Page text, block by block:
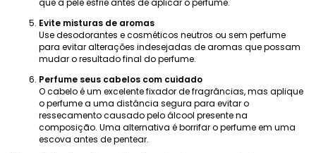
que a pele esfrie antes de aplicar o perfume.
Evite misturas ​​de aromas
Use desodorantes e cosméticos neutros ou sem perfume
para evitar alterações indesejadas de aromas que possam
mudar o resultado final do perfume.
Perfume seus cabelos com cuidado
O cabelo é um excelente fixador de fragrâncias, mas aplique
o perfume a uma distância segura para evitar o
ressecamento causado pelo álcool presente na
composição. Uma alternativa é borrifar o perfume em uma
escova antes de pentear.